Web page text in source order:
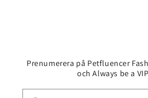
Prenumerera på Petfluencer
och Always be a